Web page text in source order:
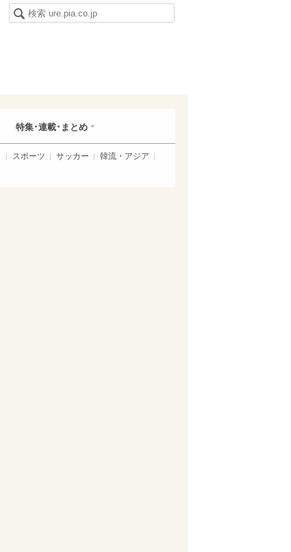
特集･連載･まとめ
スポーツ サッカー
韓流・アジア